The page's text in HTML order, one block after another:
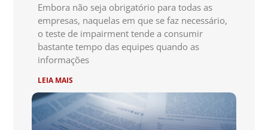
Embora não seja obrigatório para todas as
empresas, naquelas em que se faz necessário,
o teste de impairment tende a consumir
bastante tempo das equipes quando as
informações
LEIA MAIS